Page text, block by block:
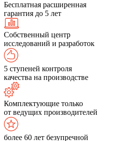
Бесплатная расширенная
гарантия до 5 лет
Собственный центр
исследований и разработок
5 ступеней контроля
качества на производстве
Комплектующие только
от ведущих производителей
более 60 лет безупречной